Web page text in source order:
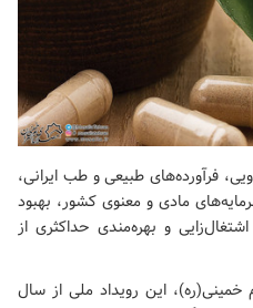
فرآورده‌های طبیعی و طب ایرانی،
مادی و معنوی کشور، بهبود
و بهره‌مندی حداکثری از
خمینی(ره)، این رویداد ملی از سال